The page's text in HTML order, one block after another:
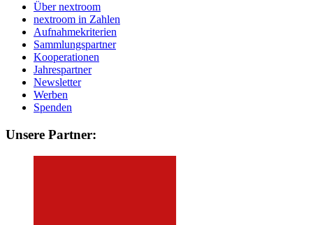
Über nextroom
nextroom in Zahlen
Aufnahmekriterien
Sammlungspartner
Kooperationen
Jahrespartner
Newsletter
Werben
Spenden
Unsere Partner: